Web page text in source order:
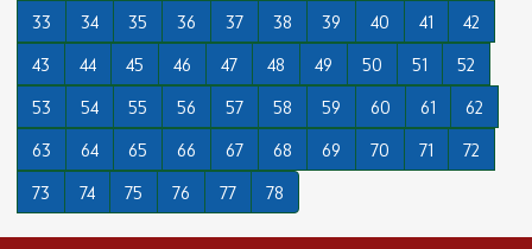
33
34 35 36 37 38 39 40 41
42
43
44 45 46 47 48 49 50 51
52
53
54 55 56 57 58 59 60 61
62
63
64 65 66 67 68 69 70 71
72
73
74 75 76 77 78